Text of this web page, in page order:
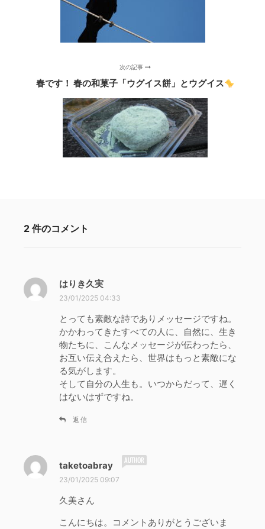
次の記事
春です！ 春の和菓子「ウグイス餅」とウグイス
2 件のコメント
はりき久実
り
23/01/2025 04:33
とっても素敵な詩でありメッセージですね。
かかわってきたすべての人に、自然に、生き
物たちに、こんなメッセージが伝わったら、
お互い伝え合えたら、世界はもっと素敵にな
る気がします。
そして自分の人生も。いつからだって、遅く
はないはずですね。
返信
taketoabray
23/01/2025 09:07
久美さん
こんにちは。コメントありがとうございま